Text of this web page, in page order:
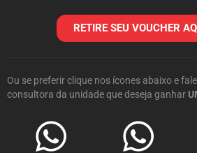
RETIRE SEU VOUCHER
Ou se preferir clique nos ícones abaixo e
consultora da unidade que deseja ganhar